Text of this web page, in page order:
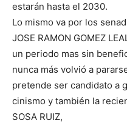
estarán hasta el 2030.
Lo mismo va por los
JOSE RAMON GOMEZ
un periodo mas sin
nunca más volvió a
pretende ser candidato a
cinismo y también la
SOSA RUIZ,